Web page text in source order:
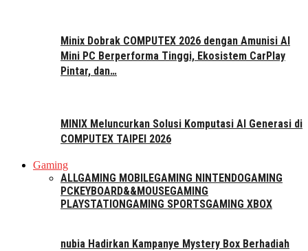
Minix Dobrak COMPUTEX 2026 dengan Amunisi AI
Mini PC Berperforma Tinggi, Ekosistem CarPlay
Pintar, dan…
MINIX Meluncurkan Solusi Komputasi AI Generasi di
COMPUTEX TAIPEI 2026
Gaming
ALLGAMING MOBILEGAMING NINTENDOGAMING
PCKEYBOARD&&MOUSEGAMING
PLAYSTATIONGAMING SPORTSGAMING XBOX
nubia Hadirkan Kampanye Mystery Box Berhadiah